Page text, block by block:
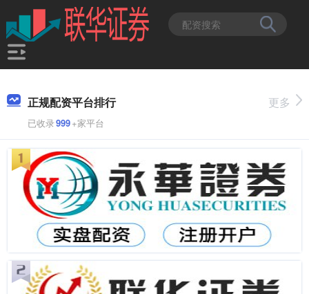
正规配资平台排行
已收录999+家平台
更多